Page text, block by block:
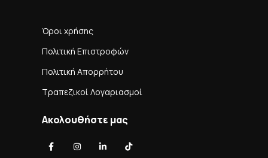
Όροι χρήσης
Πολιτική Επιστροφών
Πολιτική Απορρήτου
Τραπεζικοί Λογαριασμοί
Ακολουθήστε μας